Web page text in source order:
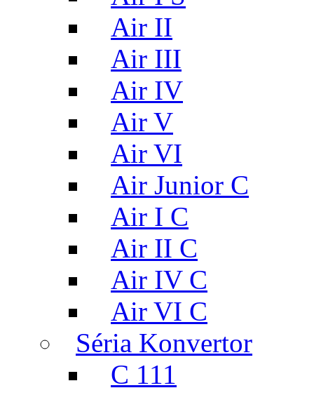
Air II
Air III
Air IV
Air V
Air VI
Air Junior C
Air I C
Air II C
Air IV C
Air VI C
Séria Konvertor
C 111